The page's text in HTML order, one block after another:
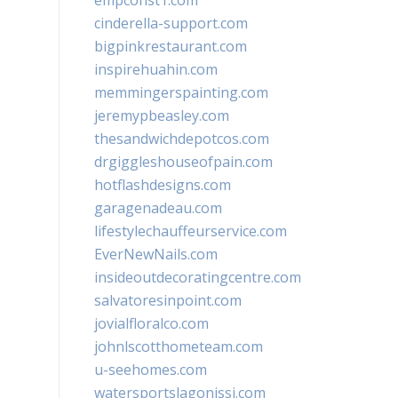
cinderella-support.com
bigpinkrestaurant.com
inspirehuahin.com
memmingerspainting.com
jeremypbeasley.com
thesandwichdepotcos.com
drgiggleshouseofpain.com
hotflashdesigns.com
garagenadeau.com
lifestylechauffeurservice.com
EverNewNails.com
insideoutdecoratingcentre.com
salvatoresinpoint.com
jovialfloralco.com
johnlscotthometeam.com
u-seehomes.com
watersportslagonissi.com